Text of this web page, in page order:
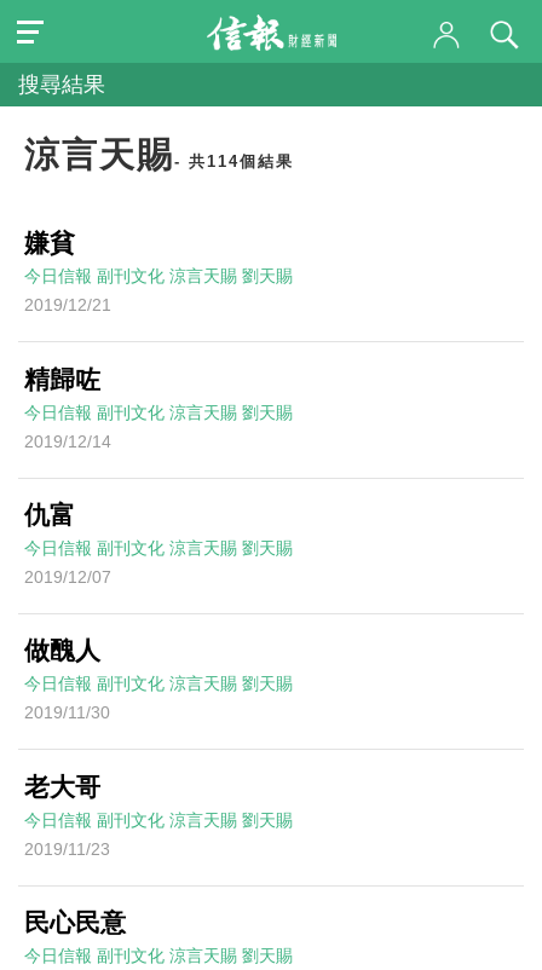
搜尋結果
涼言天賜- 共114個結果
嫌貧
今日信報 副刊文化 涼言天賜 劉天賜
2019/12/21
精歸咗
今日信報 副刊文化 涼言天賜 劉天賜
2019/12/14
仇富
今日信報 副刊文化 涼言天賜 劉天賜
2019/12/07
做醜人
今日信報 副刊文化 涼言天賜 劉天賜
2019/11/30
老大哥
今日信報 副刊文化 涼言天賜 劉天賜
2019/11/23
民心民意
今日信報 副刊文化 涼言天賜 劉天賜